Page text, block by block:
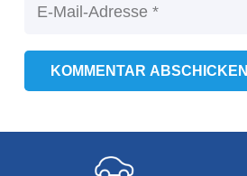
KOMMENTAR ABSCHICKEN